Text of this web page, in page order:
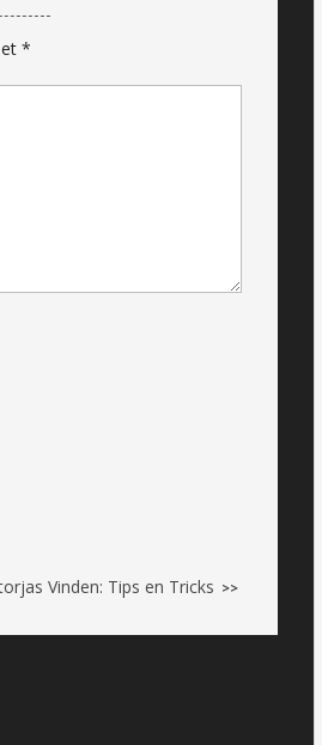
*
Vinden: Tips en Tricks >>